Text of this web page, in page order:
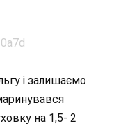
і залишаємо
на 1,5- 2